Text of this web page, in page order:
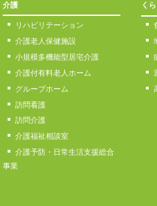
介護
リハビリテーション
介護老人保健施設
小規模多機能型居宅介護
介護付有料老人ホーム
グループホーム
訪問看護
訪問介護
介護福祉相談室
介護予防・日常生活支援総合
事業
く